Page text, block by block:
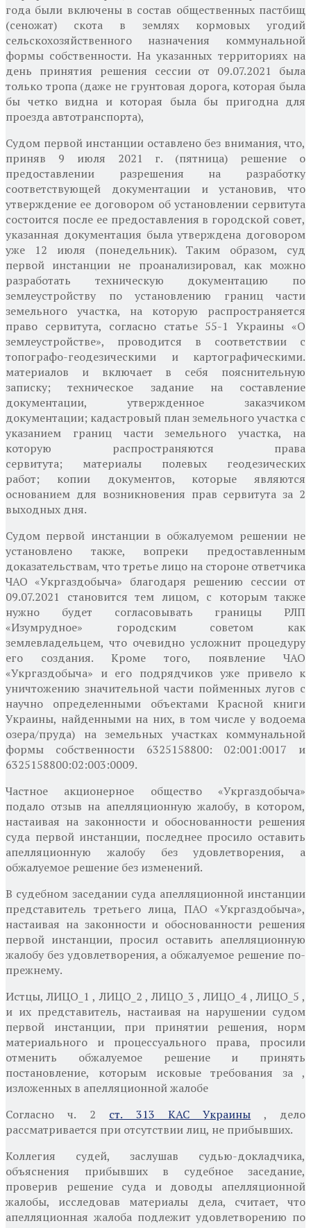
года были включены в состав общественных пастбищ
(сеножат) скота в землях кормовых угодий
сельскохозяйственного назначения коммунальной
формы собственности. На указанных территориях на
день принятия решения сессии от 09.07.2021 была
только тропа (даже не грунтовая дорога, которая была
бы четко видна и которая была бы пригодна для
проезда автотранспорта),
Судом первой инстанции оставлено без внимания, что,
приняв 9 июля 2021 г. (пятница) решение о
предоставлении разрешения на разработку
соответствующей документации и установив, что
утверждение ее договором об установлении сервитута
состоится после ее предоставления в городской совет,
указанная документация была утверждена договором
уже 12 июля (понедельник). Таким образом, суд
первой инстанции не проанализировал, как можно
разработать техническую документацию по
землеустройству по установлению границ части
земельного участка, на которую распространяется
право сервитута, согласно статье 55-1 Украины «О
землеустройстве», проводится в соответствии с
топографо-геодезическими и картографическими.
материалов и включает в себя пояснительную
записку; техническое задание на составление
документации, утвержденное заказчиком
документации; кадастровый план земельного участка с
указанием границ части земельного участка, на
которую распространяются права
сервитута; материалы полевых геодезических
работ; копии документов, которые являются
основанием для возникновения прав сервитута за 2
выходных дня.
Судом первой инстанции в обжалуемом решении не
установлено также, вопреки предоставленным
доказательствам, что третье лицо на стороне ответчика
ЧАО «Укргаздобыча» благодаря решению сессии от
09.07.2021 становится тем лицом, с которым также
нужно будет согласовывать границы РЛП
«Изумрудное» городским советом как
землевладельцем, что очевидно усложнит процедуру
его создания. Кроме того, появление ЧАО
«Укргаздобыча» и его подрядчиков уже привело к
уничтожению значительной части пойменных лугов с
научно определенными объектами Красной книги
Украины, найденными на них, в том числе у водоема
озера/пруда) на земельных участках коммунальной
формы собственности 6325158800: 02:001:0017 и
6325158800:02:003:0009.
Частное акционерное общество «Укргаздобыча»
подало отзыв на апелляционную жалобу, в котором,
настаивая на законности и обоснованности решения
суда первой инстанции, последнее просило оставить
апелляционную жалобу без удовлетворения, а
обжалуемое решение без изменений.
В судебном заседании суда апелляционной инстанции
представитель третьего лица, ПАО «Укргаздобыча»,
настаивая на законности и обоснованности решения
первой инстанции, просил оставить апелляционную
жалобу без удовлетворения, а обжалуемое решение по-
прежнему.
Истцы, ЛИЦО_1 , ЛИЦО_2 , ЛИЦО_3 , ЛИЦО_4 , ЛИЦО_5 ,
и их представитель, настаивая на нарушении судом
первой инстанции, при принятии решения, норм
материального и процессуального права, просили
отменить обжалуемое решение и принять
постановление, которым исковые требования за ,
изложенных в апелляционной жалобе
Согласно ч. 2 ст. 313 КАС Украины , дело
рассматривается при отсутствии лиц, не прибывших.
Коллегия судей, заслушав судью-докладчика,
объяснения прибывших в судебное заседание,
проверив решение суда и доводы апелляционной
жалобы, исследовав материалы дела, считает, что
апелляционная жалоба подлежит удовлетворению по